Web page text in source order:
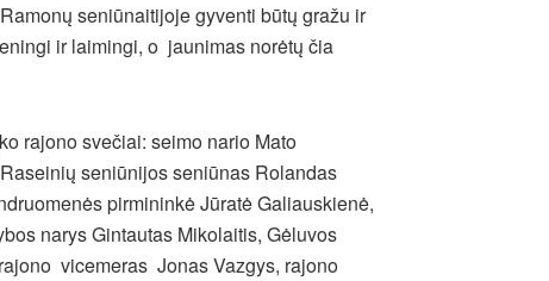
seniūnaitijoje gyventi būtų gražu ir
ir laimingi, o jaunimas norėtų čia
rajono svečiai: seimo nario Mato
seniūnijos seniūnas Rolandas
pirmininkė Jūratė Galiauskienė,
narys Gintautas Mikolaitis, Gėluvos
vicemeras Jonas Vazgys, rajono